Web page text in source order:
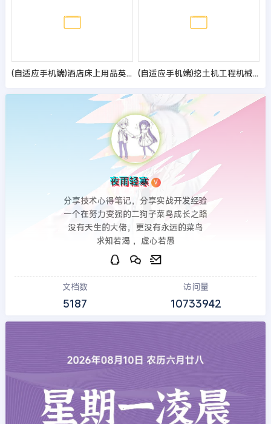
(自适应手机端)酒店床上用品英文外贸网站模板 - 带下载功能和三级栏目 (自适应手机端)挖土机工程机械设备网站pbootcms模板 推土机挖掘机设备网站源码
夜雨轻寒 V
分享技术心得笔记，分享实战开发经验
一个在努力变强的二狗子菜鸟成长之路
没有天生的大佬，更没有永远的菜鸟
求知若渴 ，虚心若愚
文档数
5187
访问量
10733942